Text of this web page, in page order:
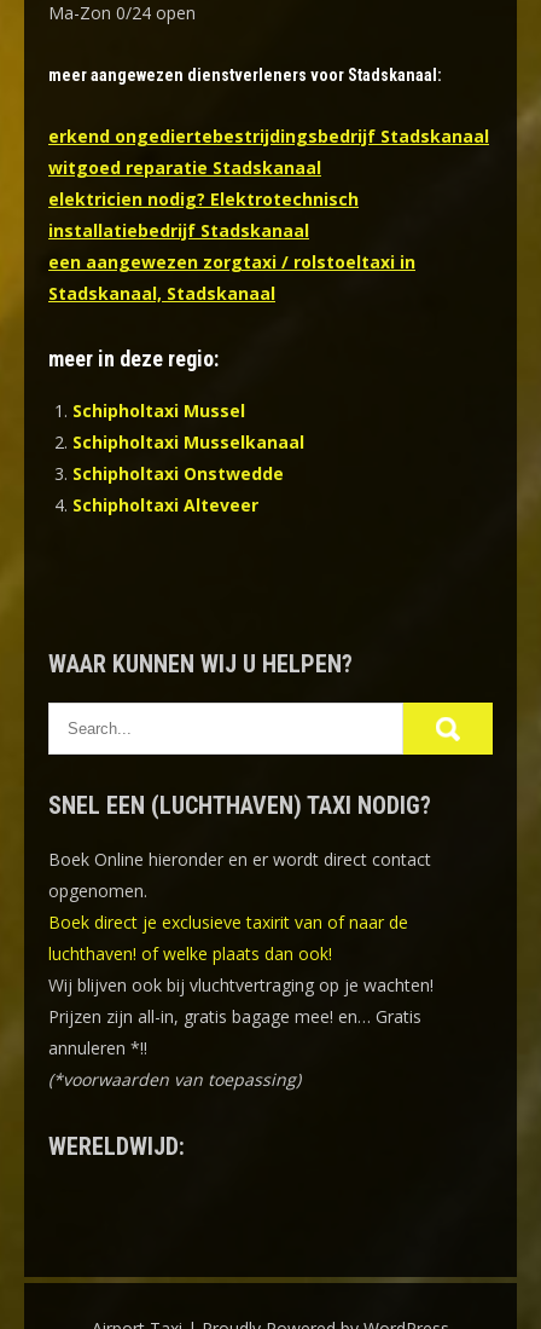
Ma-Zon 0/24 open
meer aangewezen dienstverleners voor Stadskanaal:
erkend ongediertebestrijdingsbedrijf Stadskanaal
witgoed reparatie Stadskanaal
elektricien nodig? Elektrotechnisch
installatiebedrijf Stadskanaal
een aangewezen zorgtaxi / rolstoeltaxi in
Stadskanaal, Stadskanaal
meer in deze regio:
Schipholtaxi Mussel
Schipholtaxi Musselkanaal
Schipholtaxi Onstwedde
Schipholtaxi Alteveer
WAAR KUNNEN WIJ U HELPEN?
SNEL EEN (LUCHTHAVEN) TAXI NODIG?
Boek Online hieronder en er wordt direct contact
opgenomen.
Boek direct je exclusieve taxirit van of naar de
luchthaven! of welke plaats dan ook!
Wij blijven ook bij vluchtvertraging op je wachten!
Prijzen zijn all-in, gratis bagage mee! en… Gratis
annuleren *!!
(*voorwaarden van toepassing)
WERELDWIJD: